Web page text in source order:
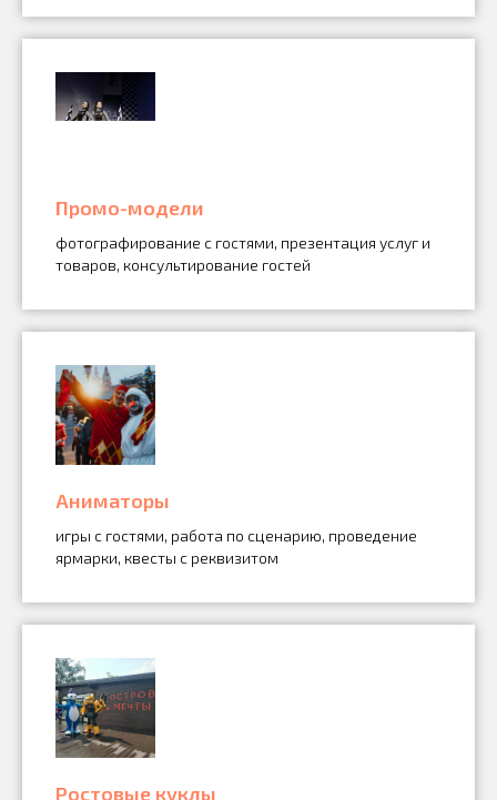
Промо-модели
фотографирование с гостями, презентация услуг и
товаров, консультирование гостей
Аниматоры
игры с гостями, работа по сценарию, проведение
ярмарки, квесты с реквизитом
Ростовые куклы